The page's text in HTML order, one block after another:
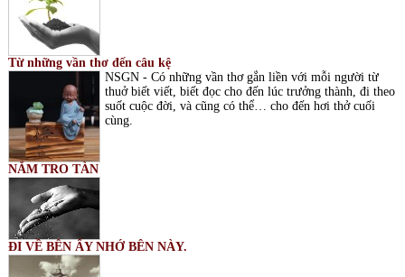
Từ những vần thơ đến câu kệ
NSGN - Có những vần thơ gắn liền với mỗi người từ
thuở biết viết, biết đọc cho đến lúc trưởng thành, đi theo
suốt cuộc đời, và cũng có thể… cho đến hơi thở cuối
cùng.
NẮM TRO TÀN
ĐI VỀ BÊN ẤY NHỚ BÊN NÀY.